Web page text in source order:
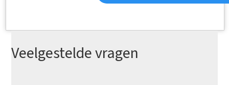
Veelgestelde vragen